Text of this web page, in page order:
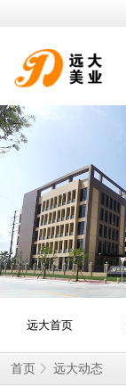
远大首页
首页 远大动态